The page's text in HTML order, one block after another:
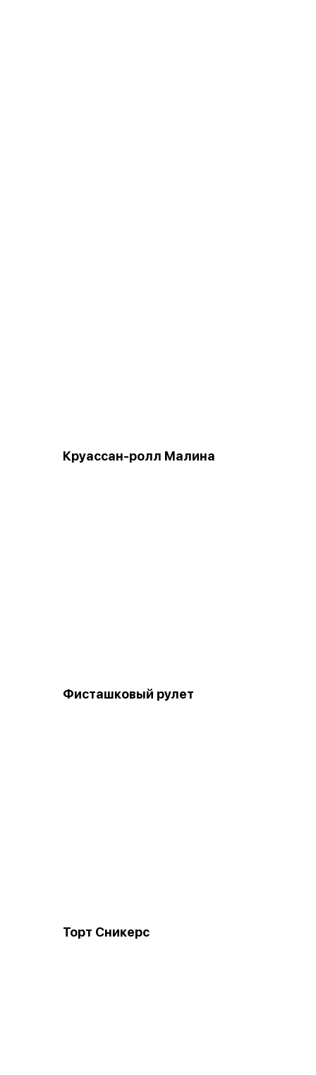
Круассан-ролл Малина
Фисташковый рулет
Торт Сникерс